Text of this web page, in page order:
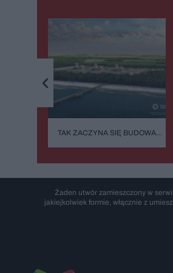
TAK ZACZYNA SIĘ BUDOWA
POLSKIEGO ATOMU
Żaden utwór zamieszczony w
jakiejkolwiek formie, włącznie z